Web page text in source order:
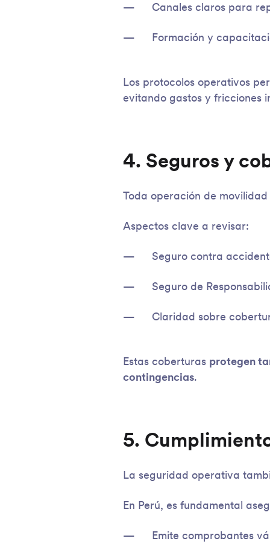
Canales claros para
Formación y
Los protocolos operativos
evitando gastos y fricciones
4. Seguros y
Toda operación de
Aspectos clave a revisar:
Seguro contra
Seguro de
Claridad sobre
Estas coberturas protegen
contingencias.
5.
La seguridad operativa
En Perú, es fundamental
Emite comprobantes